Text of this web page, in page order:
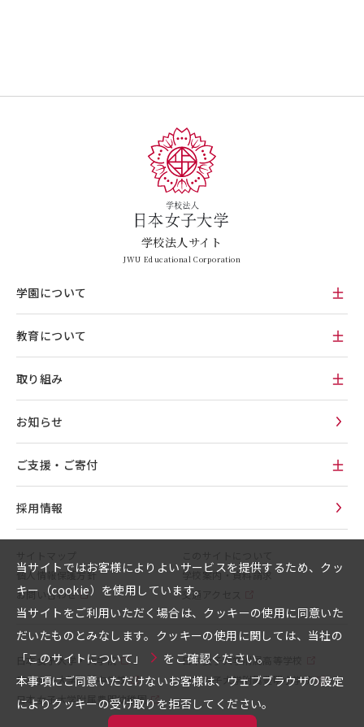
学校法人サイト
JWU Educational Corporation
学園について
教育について
取り組み
お知らせ
ご支援・ご寄付
採用情報
個人情報保護方針
学校案内・資料請求
お問い合わせ
交通アクセス
日本女子大学・大学院
日本女子大学附属高等学校
日本女子大学附属中学校
日本女子大学附属豊明小学校
日本女子大学附属豊明幼稚園
当サイトではお客様によりよいサービスを提供するため、クッ
キー（cookie）を使用しています。
当サイトをご利用いただく場合は、クッキーの使用に同意いた
だいたものとみなします。クッキーの使用に関しては、当社の
「このサイトについて」
をご確認ください。
本事項にご同意いただけないお客様は、ウェブブラウザの設定
によりクッキーの受け取りを拒否してください。